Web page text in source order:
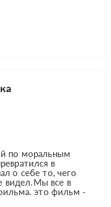
по моральным
в
о себе то, чего
видел.Мы все в
это фильм -